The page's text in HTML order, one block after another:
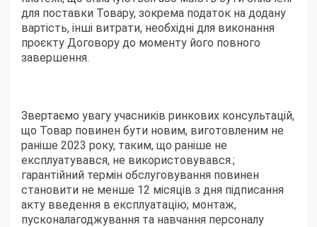
для поставки Товару, зокрема податок на додану
вартість, інші витрати, необхідні для виконання
проєкту Договору до моменту його повного
завершення.
Звертаємо увагу учасників ринкових консультацій,
що Товар повинен бути новим, виготовленим не
раніше 2023 року, таким, що раніше не
експлуатувався, не використовувався.;
гарантійний термін обслуговування повинен
становити не менше 12 місяців з дня підписання
акту введення в експлуатацію; монтаж,
пусконалагоджування та навчання персоналу